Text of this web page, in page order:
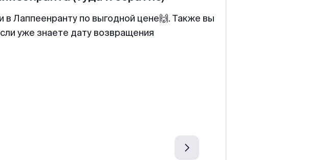
Лаппеенранту по выгодной цене🙌. Также вы
уже знаете дату возвращения